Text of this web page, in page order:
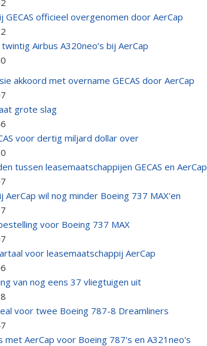
GECAS officieel overgenomen door AerCap
Airbus A320neo’s bij AerCap
akkoord met overname GECAS door AerCap
grote slag
voor dertig miljard dollar over
tussen leasemaatschappijen GECAS en AerCap
AerCap wil nog minder Boeing 737 MAX'en
voor Boeing 737 MAX
voor leasemaatschappij AerCap
van nog eens 37 vliegtuigen uit
voor twee Boeing 787-8 Dreamliners
met AerCap voor Boeing 787's en A321neo's